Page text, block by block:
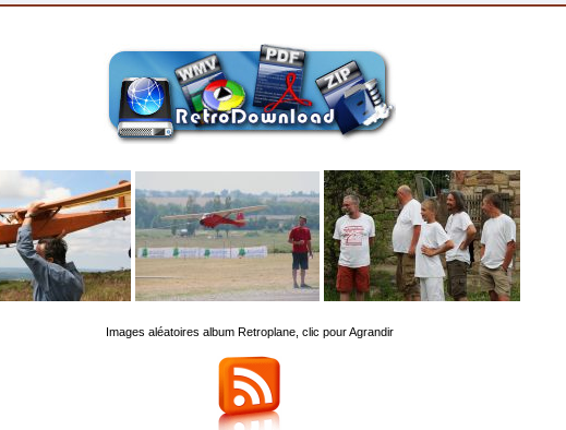
Images aléatoires album Retroplane, clic pour Agrandir